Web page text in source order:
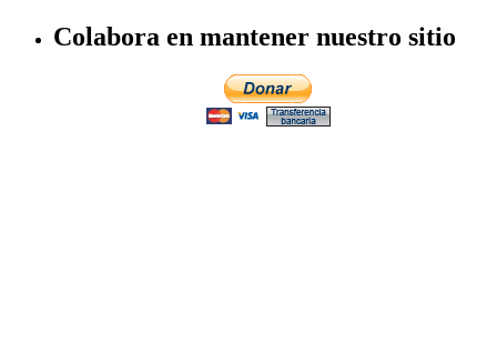
Colabora en mantener nuestro sitio